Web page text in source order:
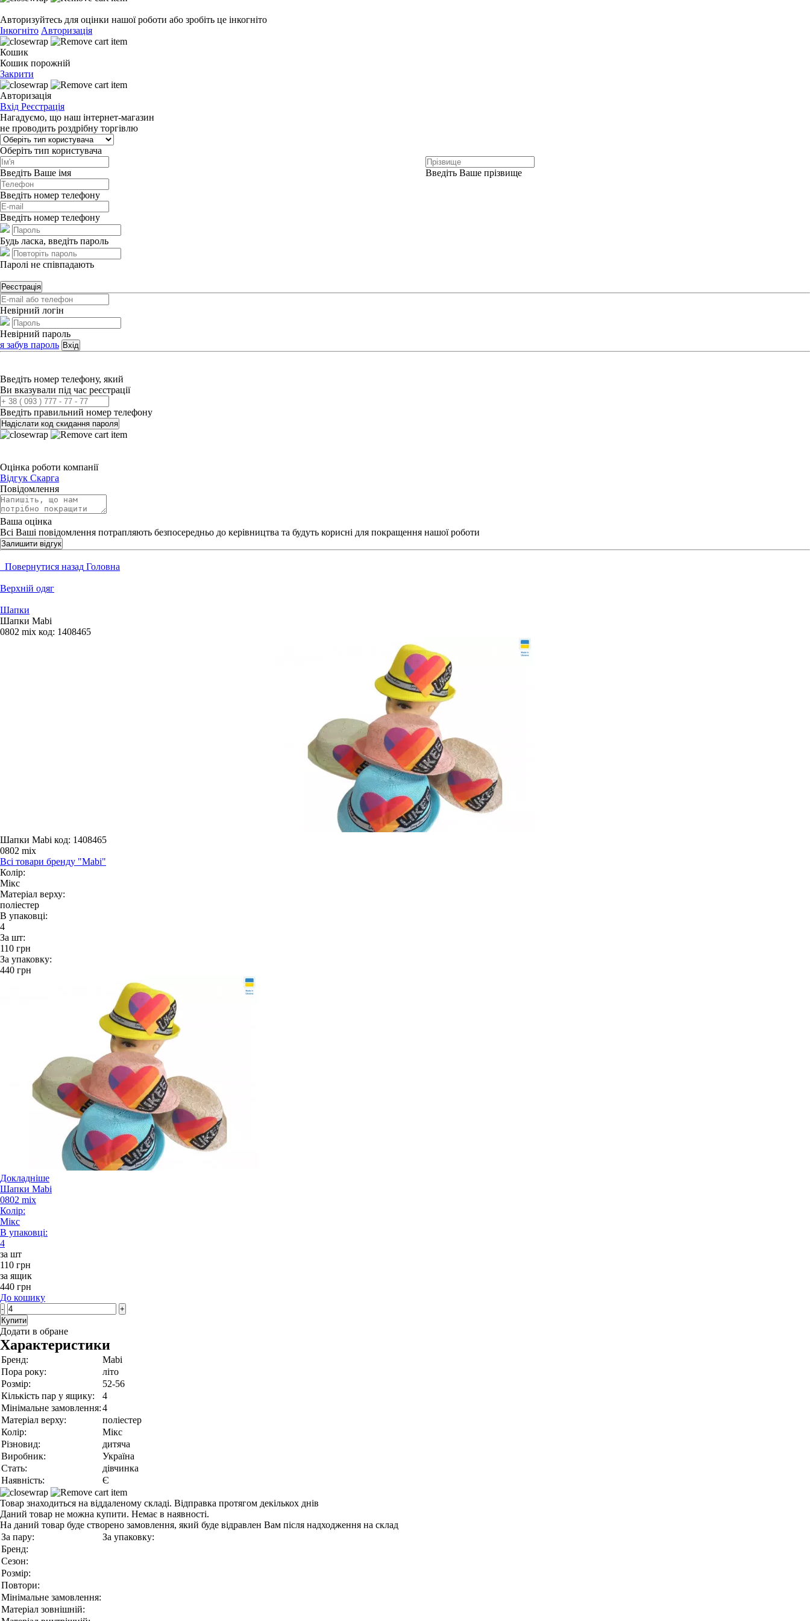
Авторизуйтесь для оцінки нашої роботи або зробіть це інкогніто
Інкогніто Авторизація
Кошик
Кошик порожній
Закрити
Авторизація
Вхід Реєстрація
Нагадуємо, що наш інтернет-магазин
не проводить роздрібну торгівлю
Оберіть тип користувача
Введіть Ваше імя Введіть Ваше прізвище
Введіть номер телефону
Введіть номер телефону
Будь ласка, введіть пароль
Паролі не співпадають
Реєстрація
Невірний логін
Невірний пароль
я забув пароль Вхід
Введіть номер телефону, який
Ви вказували під час реєстрації
Введіть правильний номер телефону
Надіслати код скидання пароля
Оцінка роботи компанії
Відгук Скарга
Повідомлення
Ваша оцінка
Всі Ваші повідомлення потрапляють безпосередньо до керівництва та будуть корисні для покращення нашої роботи
Залишити відгук
Повернутися назад Головна
Верхній одяг
Шапки
Шапки Mabi
0802 mix код: 1408465
Шапки Mabi код: 1408465
0802 mix
Всі товари бренду "Mabi"
Колір:
Мікс
Матеріал верху:
поліестер
В упаковці:
4
За шт:
110 грн
За упаковку:
440 грн
Докладніше
Шапки Mabi
0802 mix
Колір:
Мікс
В упаковці:
4
за шт
110 грн
за ящик
440 грн
До кошику
-
+
Купити
Додати в обране
Характеристики
Бренд:
Mabi
Пора року:
літо
Розмір:
52-56
Кількість пар у ящику:
4
Мінімальне замовлення:4
Матеріал верху:
поліестер
Колір:
Мікс
Різновид:
дитяча
Виробник:
Україна
Стать:
дівчинка
Наявність:
Є
Товар знаходиться на віддаленому складі. Відправка протягом декількох днів
Даний товар не можна купити. Немає в наявності.
На даний товар буде створено замовлення, який буде відравлен Вам після надходження на склад
За пару:
За упаковку:
Бренд:
Сезон:
Розмір:
Повтори:
Мінімальне замовлення:
Матеріал зовнішній: